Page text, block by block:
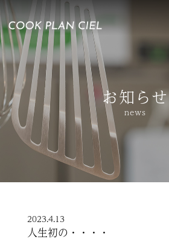
お知らせ
news
2023.4.13
人生初の・・・・